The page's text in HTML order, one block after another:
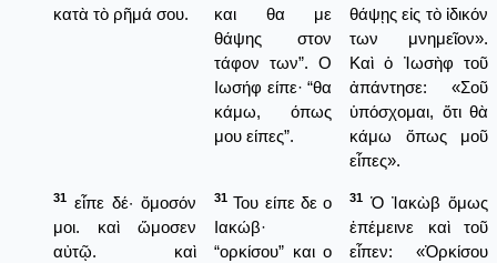
κατὰ τὸ ρῆμά σου.
και θα με
θάψης στον
τάφον των”. Ο
Ιωσήφ είπε· “θα
κάμω, όπως
μου είπες”.
θάψῃς εἰς τὸ ἰδικόν
των μνημεῖον».
Καὶ ὁ Ἰωσὴφ τοῦ
ἀπάντησε: «Σοῦ
ὑπόσχομαι, ὅτι θὰ
κάμω ὅπως μοῦ
εἶπες».
31 εἶπε δέ· ὄμοσόν
μοι. καὶ ὤμοσεν
αὐτῷ. καὶ
31 Του είπε δε ο
Ιακώβ·
“ορκίσου” και ο
31 Ὁ Ἰακὼβ ὅμως
ἐπέμεινε καὶ τοῦ
εἶπεν: «Ὁρκίσου